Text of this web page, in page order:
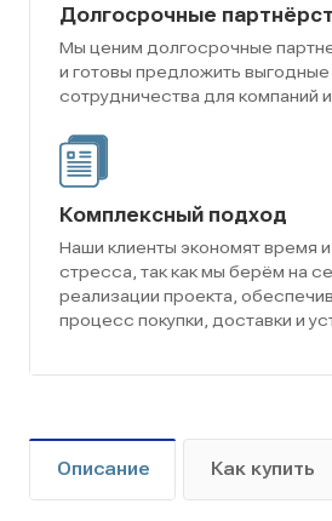
Долгосрочные
Мы ценим долгосрочные
и готовы предложить выгодные
сотрудничества для компаний
Комплексный подход
Наши клиенты экономят время
стресса, так как мы берём на
реализации проекта,
процесс покупки, доставки и
Описание Как купить